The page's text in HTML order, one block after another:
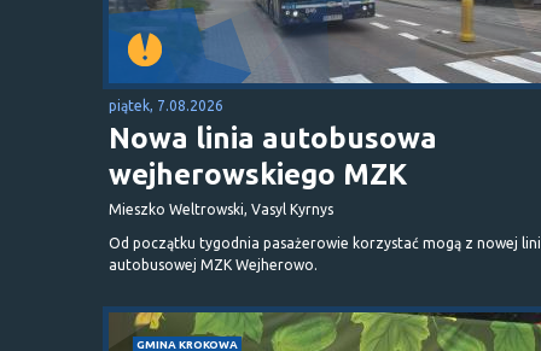
piątek, 7.08.2026
Nowa linia autobusowa
wejherowskiego MZK
Mieszko Weltrowski, Vasyl Kyrnys
Od początku tygodnia pasażerowie korzystać mogą z nowej
autobusowej MZK Wejherowo.
GMINA KROKOWA